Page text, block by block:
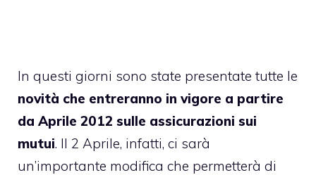
In questi giorni sono state presentate tutte le
novità che entreranno in vigore a partire
da Aprile 2012 sulle assicurazioni sui
mutui. Il 2 Aprile, infatti, ci sarà
un’importante modifica che permetterà di